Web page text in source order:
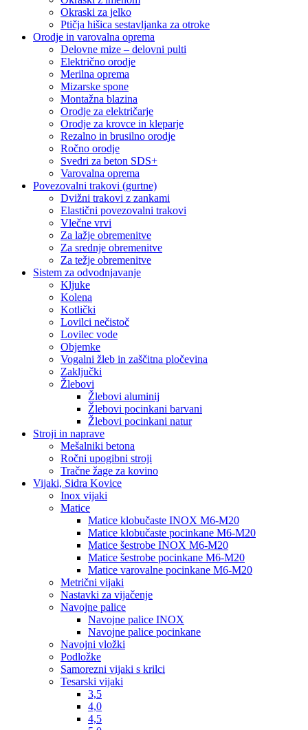
Okraski za jelko
Ptičja hišica sestavljanka za otroke
Orodje in varovalna oprema
Delovne mize – delovni pulti
Električno orodje
Merilna oprema
Mizarske spone
Montažna blazina
Orodje za električarje
Orodje za krovce in kleparje
Rezalno in brusilno orodje
Ročno orodje
Svedri za beton SDS+
Varovalna oprema
Povezovalni trakovi (gurtne)
Dvižni trakovi z zankami
Elastični povezovalni trakovi
Vlečne vrvi
Za lažje obremenitve
Za srednje obremenitve
Za težje obremenitve
Sistem za odvodnjavanje
Kljuke
Kolena
Kotlički
Lovilci nečistoč
Lovilec vode
Objemke
Vogalni žleb in zaščitna pločevina
Zaključki
Žlebovi
Žlebovi aluminij
Žlebovi pocinkani barvani
Žlebovi pocinkani natur
Stroji in naprave
Mešalniki betona
Ročni upogibni stroji
Tračne žage za kovino
Vijaki, Sidra Kovice
Inox vijaki
Matice
Matice klobučaste INOX M6-M20
Matice klobučaste pocinkane M6-M20
Matice šestrobe INOX M6-M20
Matice šestrobe pocinkane M6-M20
Matice varovalne pocinkane M6-M20
Metrični vijaki
Nastavki za vijačenje
Navojne palice
Navojne palice INOX
Navojne palice pocinkane
Navojni vložki
Podložke
Samorezni vijaki s krilci
Tesarski vijaki
3,5
4,0
4,5